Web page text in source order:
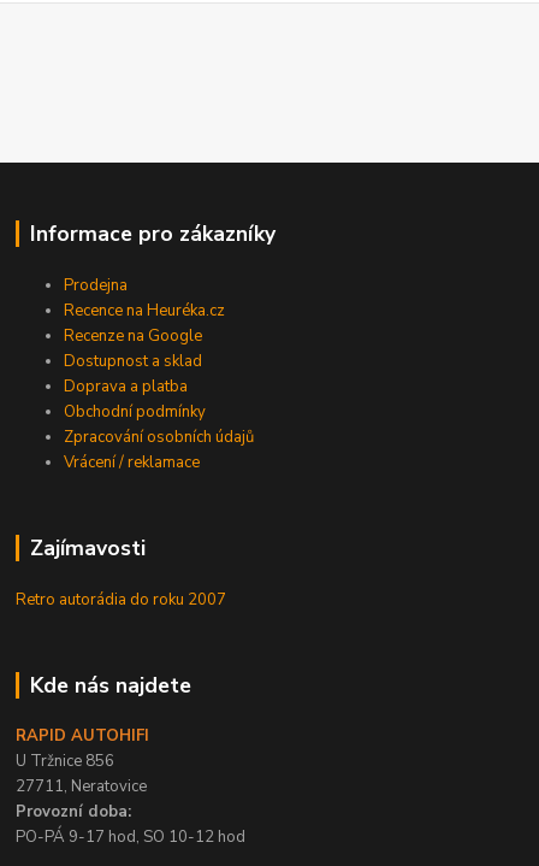
Informace pro zákazníky
Prodejna
Recence na Heuréka.cz
Recenze na Google
Dostupnost a sklad
Doprava a platba
Obchodní podmínky
Zpracování osobních údajů
Vrácení / reklamace
Zajímavosti
Retro autorádia do roku 2007
Kde nás najdete
RAPID AUTOHIFI
U Tržnice 856
27711, Neratovice
Provozní doba:
PO-PÁ 9-17 hod, SO 10-12 hod